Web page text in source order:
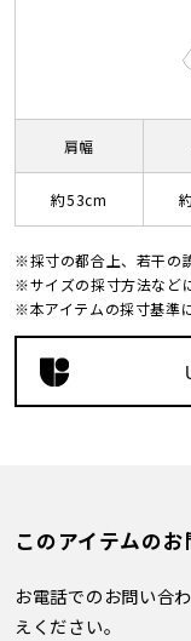
肩幅
約53cm
※採寸の都合上、若干の
※サイズの採寸方法など
※本アイテムの採寸基準
このアイテムの
お電話でのお問い合
えください。